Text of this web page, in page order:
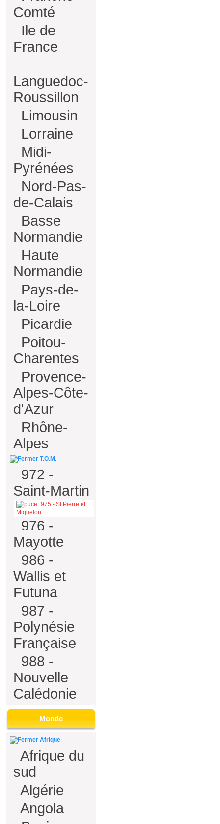
Comté
Ile de
France
Languedoc-
Roussillon
Limousin
Lorraine
Midi-
Pyrénées
Nord-Pas-
de-Calais
Basse
Normandie
Haute
Normandie
Pays-de-
la-Loire
Picardie
Poitou-
Charentes
Provence-
Alpes-Côte-
d'Azur
Rhône-
Alpes
T.O.M.
972 -
Saint-Martin
975 - St Pierre et
Miquelon
976 -
Mayotte
986 -
Wallis et
Futuna
987 -
Polynésie
Française
988 -
Nouvelle
Calédonie
Monde
Afrique
Afrique du
sud
Algérie
Angola